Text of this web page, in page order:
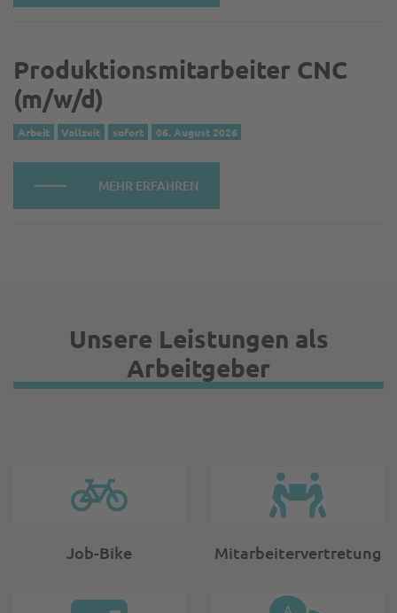
Produktionsmitarbeiter CNC
(m/w/d)
Arbeit Vollzeit sofort 06. August 2026
MEHR ERFAHREN
Unsere Leistungen als
Arbeitgeber
Job-Bike Mitarbeitervertretung